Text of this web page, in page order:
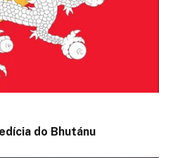
do Bhutánu